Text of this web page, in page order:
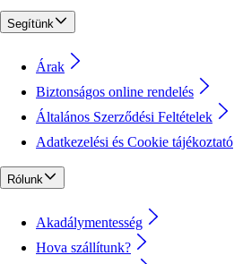
Segítünk
Árak
Biztonságos online rendelés
Általános Szerződési Feltételek
Adatkezelési és Cookie tájékoztató
Rólunk
Akadálymentesség
Hova szállítunk?